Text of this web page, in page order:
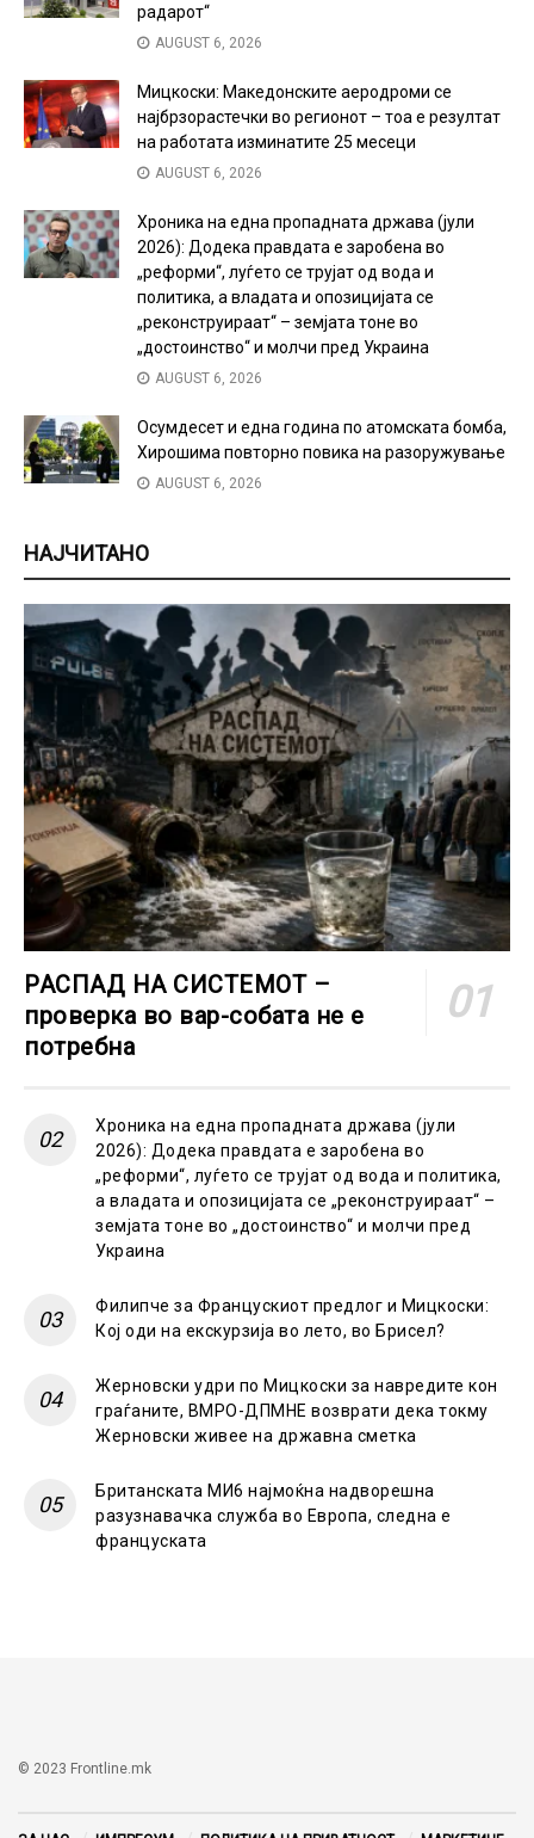
радарот“
AUGUST 6, 2026
Мицкоски: Македонските аеродроми се
најбрзорастечки во регионот – тоа е резултат
на работата изминатите 25 месеци
AUGUST 6, 2026
Хроника на една пропадната држава (јули
2026): Додека правдата е заробена во
„реформи“, луѓето се трујат од вода и
политика, а владата и опозицијата се
„реконструираат“ – земјата тоне во
„достоинство“ и молчи пред Украина
AUGUST 6, 2026
Осумдесет и една година по атомската бомба,
Хирошима повторно повика на разоружување
AUGUST 6, 2026
НАЈЧИТАНО
РАСПАД НА СИСТЕМОТ –
проверка во вар-собата не е
потребна
Хроника на една пропадната држава (јули
2026): Додека правдата е заробена во
„реформи“, луѓето се трујат од вода и политика,
а владата и опозицијата се „реконструираат“ –
земјата тоне во „достоинство“ и молчи пред
Украина
Филипче за Францускиот предлог и Мицкоски:
Кој оди на екскурзија во лето, во Брисел?
Жерновски удри по Мицкоски за навредите кон
граѓаните, ВМРО-ДПМНЕ возврати дека токму
Жерновски живее на државна сметка
Британската МИ6 најмоќна надворешна
разузнавачка служба во Европа, следна е
француската
© 2023 Frontline.mk